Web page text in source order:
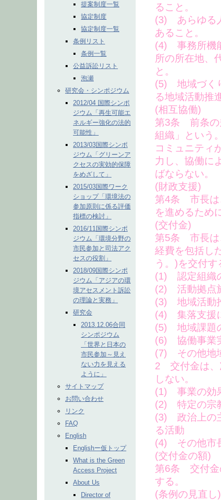
提案制度一覧
協定制度
協定制度一覧
条例リスト
条例一覧
公益訴訟リスト
泡瀬
研究会・シンポジウム
2012/04 国際シンポ
ジウム「再生可能エ
ネルギー強化の法的
可能性」
2013/03国際シンポ
ジウム「グリーンア
クセスの実効的保障
をめざして」
2015/03国際ワーク
ショップ「環境法の
参加原則に係る評価
指標の検討」
2016/11国際シンポ
ジウム「環境分野の
市民参加と司法アク
セスの役割」
2018/09国際シンポ
ジウム「アジアの環
境アセスメント訴訟
の理論と実務」
研究会
2013.12.06合同
シンポジウム
「世界と日本の
市民参加～見え
ない力を見える
ように」
サイトマップ
お問い合わせ
リンク
FAQ
English
Englishー仮トップ
What is the Green
Access Project
About Us
Director of
ること。
(3) あらゆる
あること。
(4) 事務所機
所の所在地、
と。
(5) 地域づく
る地域活動推
(相互協働)
第3条 前条の
組織」という
コミュニティ
力し、協働に
ばならない。
(財政支援)
第4条 市長は
を進めるため
(交付金)
第5条 市長は
経費を包括し
う。)を交付す
(1) 認定組織
(2) 活動拠点
(3) 地域活動
(4) 集落支援
(5) 地域課題
(6) 協働事業
(7) その他地
2 交付金は、
しない。
(1) 事業の効
(2) 特定の宗
(3) 政治上の
る活動
(4) その他市
(交付金の額)
第6条 交付金
する。
(条例の見直し)